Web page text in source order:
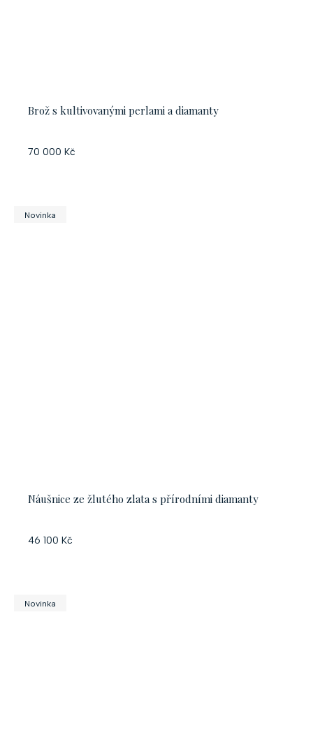
Brož s kultivovanými perlami a diamanty
70 000 Kč
Novinka
Náušnice ze žlutého zlata s přírodními diamanty
46 100 Kč
Novinka